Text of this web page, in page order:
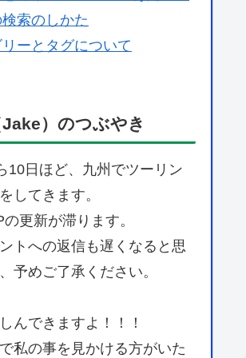
索のしかた
ーとタグについて
）のつぶやき
10日ほど、九州でツーリン
してきます。
更新が滞ります。
トへの返信も遅くなると思
予めご了承ください。
んできますよ！！！
私の事を見かける方がいた